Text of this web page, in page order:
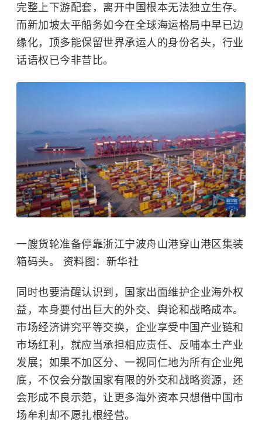
完整上下游配套，离开中国根本无法独立生存。
而新加坡太平船务如今在全球海运格局中早已边
缘化，顶多能保留世界承运人的身份名头，行业
话语权已今非昔比。
一艘货轮准备停靠浙江宁波舟山港穿山港区集装
箱码头。
资料图：新华社
同时也要清醒认识到，国家出面维护企业海外权
益，本身要付出巨大的外交、舆论和战略成本。
市场经济讲究平等交换，企业享受中国产业链和
市场红利，就应当承担相应责任、反哺本土产业
发展；如果不加区分、一视同仁地为所有企业兜
底，不仅会分散国家有限的外交和战略资源，还
会形成不良示范，让更多海外资本只想借中国市
场牟利却不愿扎根经营。